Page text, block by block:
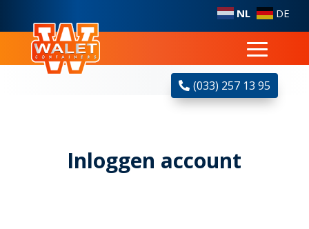
NL DE
(033) 257 13 95
Inloggen account